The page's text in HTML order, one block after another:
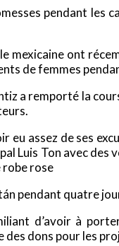
pendant les
mexicaine ont
de femmes
a remporté la
eu assez de ses
Luis Ton avec
robe rose
pendant quatre
d’avoir à
dons pour les